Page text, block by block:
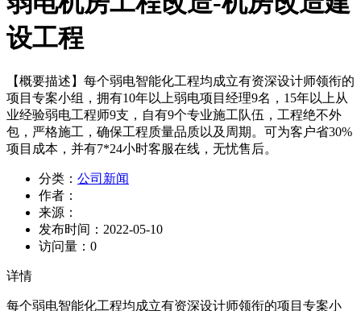
设工程
【概要描述】 每个弱电智能化工程均成立有资深设计师领衔的
项目专案小组，拥有10年以上弱电项目经理9名，15年以上从
业经验弱电工程师9支，自有9个专业施工队伍，工程绝不外
包，严格施工，确保工程质量品质以及周期。可为客户省30%
项目成本，并有7*24小时客服在线，无忧售后。
分类： 公司新闻
作者：
来源：
发布时间： 2022-05-10
访问量： 0
详情
每个弱电智能化工程均成立有资深设计师领衔的项目专案小